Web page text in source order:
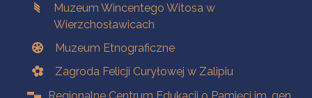
Muzeum Wincentego Witosa w
Wierzchosławicach
Muzeum Etnograficzne
Zagroda Felicji Curyłowej w Zalipiu